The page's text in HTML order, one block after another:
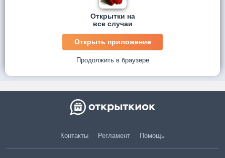
Открытки на
все случаи
Открыть приложение
Продолжить в браузере
Контакты Регламент Помощь